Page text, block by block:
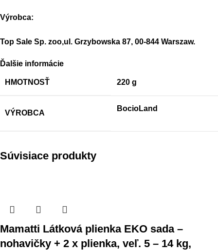
Výrobca:
Top Sale Sp. zoo,ul. Grzybowska 87, 00-844 Warszaw.
Ďalšie informácie
HMOTNOSŤ 220 g
VÝROBCA
BocioLand
Súvisiace produkty
Mamatti Látková plienka EKO sada –
nohavičky + 2 x plienka, veľ. 5 – 14 kg,